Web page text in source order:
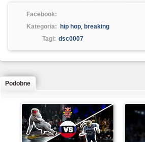
Facebook:
Kategoria:
hip hop, breaking
Tagi: dsc0007
Podobne